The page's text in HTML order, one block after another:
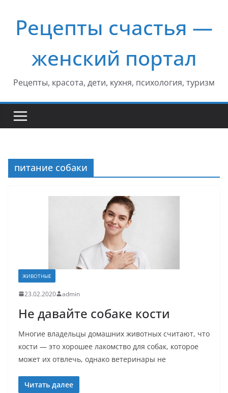
содержимому
Рецепты счастья —
женский портал
Рецепты, красота, дети, кухня, психология, туризм
питание собаки
ЖИВОТНЫЕ
23.02.2020 admin
Не давайте собаке кости
Многие владельцы домашних животных считают, что
кости — это хорошее лакомство для собак, которое
может их отвлечь, однако ветеринары не
Читать далее